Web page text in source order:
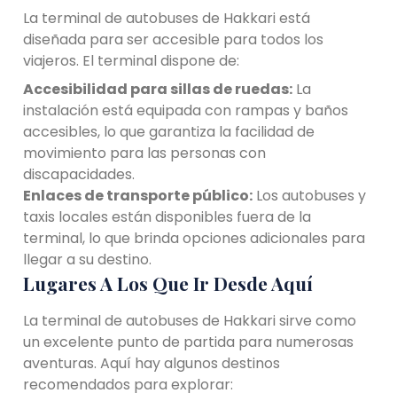
La terminal de autobuses de Hakkari está
diseñada para ser accesible para todos los
viajeros. El terminal dispone de:
Accesibilidad para sillas de ruedas: La
instalación está equipada con rampas y baños
accesibles, lo que garantiza la facilidad de
movimiento para las personas con
discapacidades.
Enlaces de transporte público: Los autobuses y
taxis locales están disponibles fuera de la
terminal, lo que brinda opciones adicionales para
llegar a su destino.
Lugares A Los Que Ir Desde Aquí
La terminal de autobuses de Hakkari sirve como
un excelente punto de partida para numerosas
aventuras. Aquí hay algunos destinos
recomendados para explorar: